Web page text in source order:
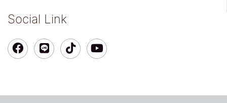
Social Link